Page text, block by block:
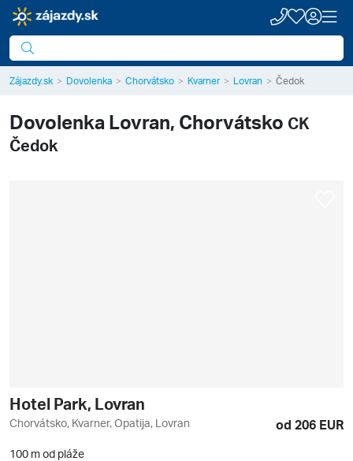
Zájazdy.sk Dovolenka Chorvátsko Kvarner Lovran Čedok
Dovolenka Lovran, Chorvátsko CK
Čedok
Hotel Park, Lovran
Chorvátsko, Kvarner, Opatija, Lovran od 206 EUR
100 m od pláže